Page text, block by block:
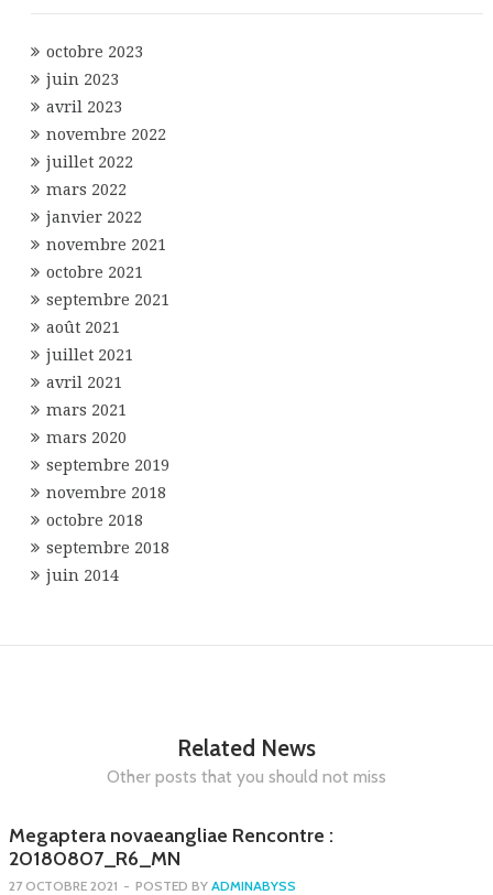
octobre 2023
juin 2023
avril 2023
novembre 2022
juillet 2022
mars 2022
janvier 2022
novembre 2021
octobre 2021
septembre 2021
août 2021
juillet 2021
avril 2021
mars 2021
mars 2020
septembre 2019
novembre 2018
octobre 2018
septembre 2018
juin 2014
Related News
Other posts that you should not miss
Megaptera novaeangliae Rencontre :
20180807_R6_MN
27 OCTOBRE 2021 - POSTED BY ADMINABYSS